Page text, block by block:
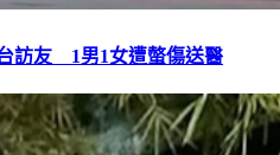
訪友 1男1女遭螫傷送醫